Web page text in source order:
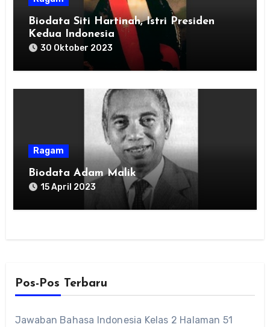
Biodata Siti Hartinah, Istri Presiden
Kedua Indonesia
30 Oktober 2023
Ragam
Biodata Adam Malik
15 April 2023
Pos-Pos Terbaru
Jawaban Bahasa Indonesia Kelas 2 Halaman 51